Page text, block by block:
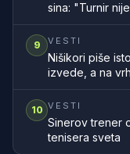
sina: "Turnir
9 VESTI
Nišikori piše
izvede, a na
10 VESTI
Sinerov trener
tenisera sveta